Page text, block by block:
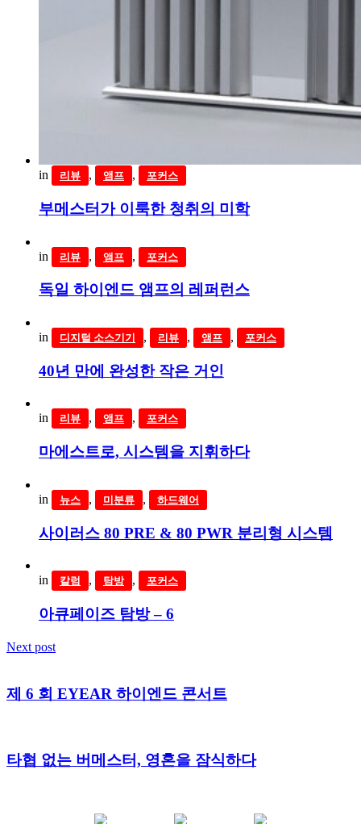
in 리뷰 , 앰프 , 포커스
부메스터가 이룩한 청취의 미학
in 리뷰 , 앰프 , 포커스
독일 하이엔드 앰프의 레퍼런스
in 디지털 소스기기 , 리뷰 , 앰프 , 포커스
40년 만에 완성한 작은 거인
in 리뷰 , 앰프 , 포커스
마에스트로, 시스템을 지휘하다
in 뉴스 , 미분류 , 하드웨어
사이러스 80 PRE & 80 PWR 분리형 시스템
in 칼럼 , 탐방 , 포커스
아큐페이즈 탐방 – 6
Next post
제 6 회 EYEAR 하이엔드 콘서트
타협 없는 버메스터, 영혼을 잠식하다